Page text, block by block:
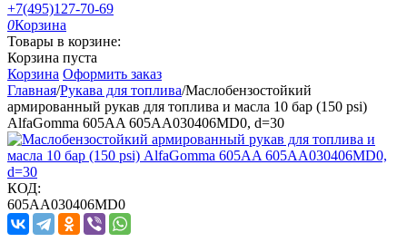
+7(495)127-70-69
0Корзина
Товары в корзине:
Корзина пуста
Корзина Оформить заказ
Главная/Рукава для топлива/Маслобензостойкий
армированный рукав для топлива и масла 10 бар (150 psi)
AlfaGomma 605AA 605AA030406MD0, d=30
КОД:
605AA030406MD0